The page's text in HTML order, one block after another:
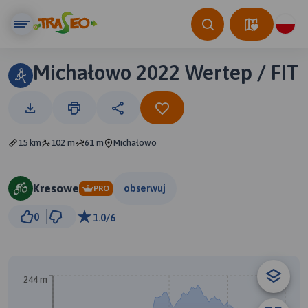
Michałowo 2022 Wertep / FIT
15 km 102 m 61 m Michałowo
Kresowe PRO obserwuj
0 1.0/6
244 m